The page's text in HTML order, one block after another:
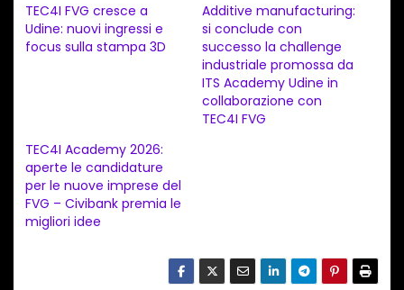
a
m
o
i
n
c
TEC4I FVG cresce a
Udine: nuovi ingressi e
focus sulla stampa 3D
Additive manufacturing:
si conclude con
successo la challenge
industriale promossa da
ITS Academy Udine in
collaborazione con
TEC4I FVG
TEC4I Academy 2026:
aperte le candidature
per le nuove imprese del
FVG – Civibank premia le
migliori idee